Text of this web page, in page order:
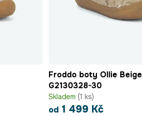
Froddo boty Ollie Beige
G2130328-30
Skladem (1 ks)
od 1 499 Kč